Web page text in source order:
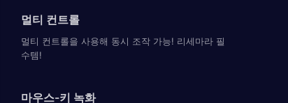
멀티 컨트롤
멀티 컨트롤을 사용해 동시 조작 가능! 리세마라 필
수템!
마우스-키 녹화